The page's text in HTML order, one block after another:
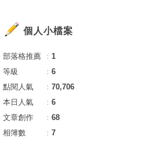
個人小檔案
部落格推薦 ： 1
等級
： 6
點閱人氣
： 70,706
本日人氣
： 6
文章創作
： 68
相簿數
： 7